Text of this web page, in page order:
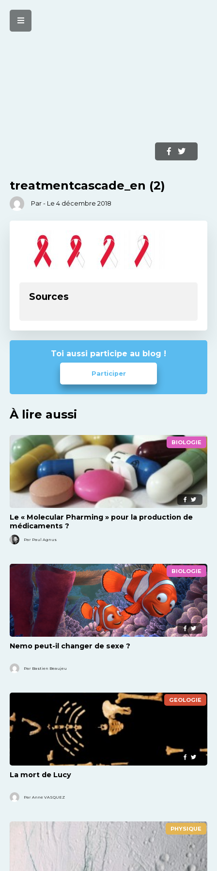
treatmentcascade_en (2)
Par - Le 4 décembre 2018
Sources
Toi aussi participe au blog !
Participer
À lire aussi
BIOLOGIE
Le « Molecular Pharming » pour la production de
médicaments ?
Par Paul Agnus
BIOLOGIE
Nemo peut-il changer de sexe ?
Par Bastien Beaujeu
GEOLOGIE
La mort de Lucy
Par Anne VASQUEZ
PHYSIQUE